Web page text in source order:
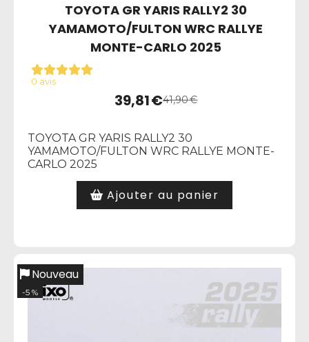
TOYOTA GR YARIS RALLY2 30
YAMAMOTO/FULTON WRC RALLYE
MONTE-CARLO 2025
0 avis
39,81€41,90€
TOYOTA GR YARIS RALLY2 30
YAMAMOTO/FULTON WRC RALLYE MONTE-
CARLO 2025
Ajouter au panier
Nouveau
-5 %